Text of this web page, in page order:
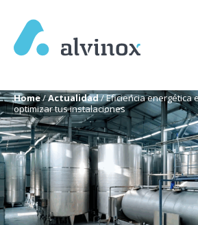
Home/Actualidad/Eficiencia energética
optimizar tus instalaciones